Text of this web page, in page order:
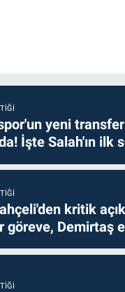
yeni
İşte Salah'ın ilk
kritik
göreve, Demirtaş